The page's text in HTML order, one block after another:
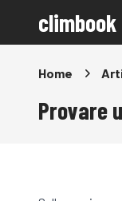
climbook
Home
Provare